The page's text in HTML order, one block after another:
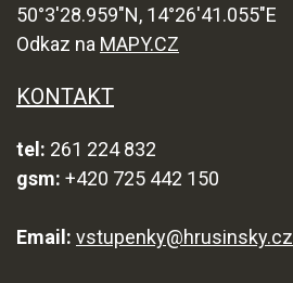
50°3'28.959"N, 14°26'41.055"E
Odkaz na MAPY.CZ
KONTAKT
tel: 261 224 832
gsm: +420 725 442 150
Email: vstupenky@hrusinsky.cz